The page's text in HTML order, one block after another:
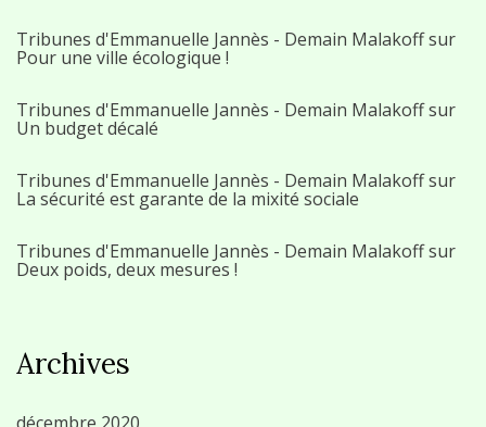
Tribunes d'Emmanuelle Jannès - Demain Malakoffsur
Pour une ville écologique !
Tribunes d'Emmanuelle Jannès - Demain Malakoffsur
Un budget décalé
Tribunes d'Emmanuelle Jannès - Demain Malakoffsur
La sécurité est garante de la mixité sociale
Tribunes d'Emmanuelle Jannès - Demain Malakoffsur
Deux poids, deux mesures !
Archives
décembre 2020